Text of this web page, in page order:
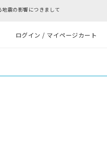
ログイン / マイページカート